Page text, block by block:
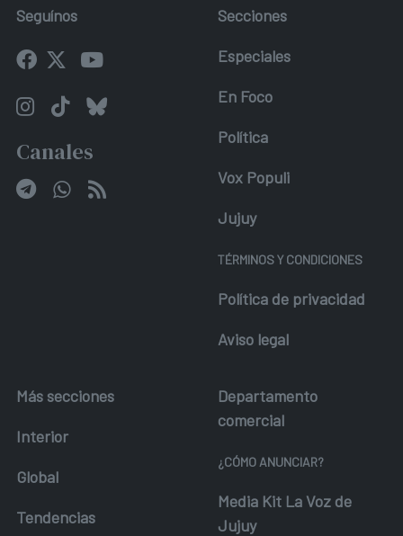
Seguínos
Canales
Secciones
Especiales
En Foco
Política
Vox Populi
Jujuy
TÉRMINOS Y CONDICIONES
Política de privacidad
Aviso legal
Más secciones
Interior
Global
Tendencias
Departamento
comercial
¿CÓMO ANUNCIAR?
Media Kit La Voz de
Jujuy